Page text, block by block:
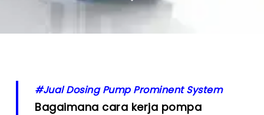
#Jual Dosing Pump Prominent System
Bagaimana cara kerja pompa